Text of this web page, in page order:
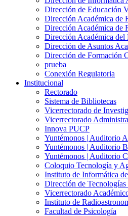
Dirección de Educación
Dirección Académica de
Dirección Académica de
Dirección Académica del
Dirección de Asuntos
Dirección de Formación
prueba
Conexión Regulatoria
Institucional
Rectorado
Sistema de Bibliotecas
Vicerrectorado de
Vicerrectorado
Innova PUCP
Yuntémonos | Auditorio A
Yuntémonos | Auditorio B
Yuntémonos | Auditorio C
Coloquio Tecnología y
Instituto de Informática
Dirección de
Vicerrectorado
Instituto de
Facultad de Psicología